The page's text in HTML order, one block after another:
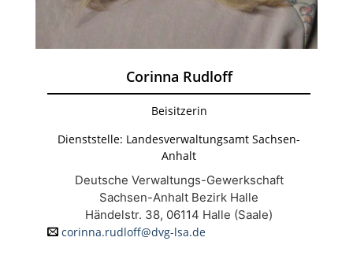
Corinna Rudloff
Beisitzerin
Dienststelle: Landesverwaltungsamt Sachsen-
Anhalt
Deutsche Verwaltungs-Gewerkschaft
Sachsen-Anhalt Bezirk Halle
Händelstr. 38, 06114 Halle (Saale)
corinna.rudloff@dvg-lsa.de